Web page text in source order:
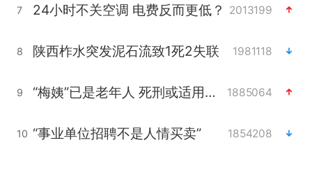
7 24小时不关空调 电费反而更低？ 2013199
8 陕西柞水突发泥石流致1死2失联 1981118
9 “梅姨”已是老年人 死刑或适用受限 1885064
10 “事业单位招聘不是人情买卖” 1854208